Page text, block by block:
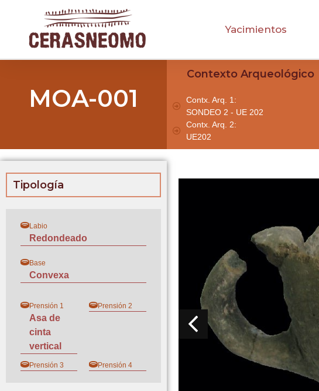
Yacimientos
MOA-001
Contexto Arqueológico
Contx. Arq. 1:
SONDEO 2 - UE 202
Contx. Arq. 2:
UE202
Tipología
Labio
Redondeado
Base
Convexa
Prensión 1
Asa de
cinta
vertical
Prensión 2
Prensión 3 Prensión 4